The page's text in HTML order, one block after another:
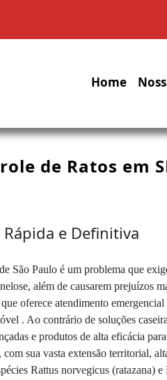
Home
de Ratos em
e Definitiva
São Paulo é um problema que
além de causarem prejuízos
oferece atendimento
. Ao contrário de soluções
e produtos de alta eficácia
sua vasta extensão territorial,
Rattus norvegicus (ratazana)